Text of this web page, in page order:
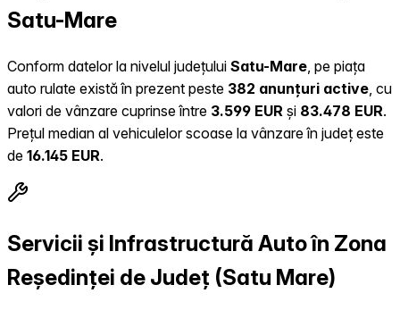
Satu-Mare
Conform datelor la nivelul județului Satu-Mare , pe piața
auto rulate există în prezent peste 382 anunțuri active , cu
valori de vânzare cuprinse între 3.599 EUR și 83.478 EUR.
Prețul median al vehiculelor scoase la vânzare în județ este
de 16.145 EUR.
Servicii și Infrastructură Auto în Zona
Reședinței de Județ (Satu Mare)